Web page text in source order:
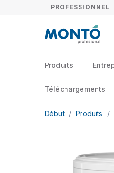
PROFESSIONNEL
Produits
Téléchargements
Début / Produits /